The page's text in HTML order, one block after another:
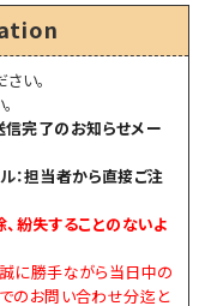
い。
信完了のお知らせメー
：担当者から直接ご注
紛失することのないよ
に勝手ながら当日中の
のお問い合わせ分迄と